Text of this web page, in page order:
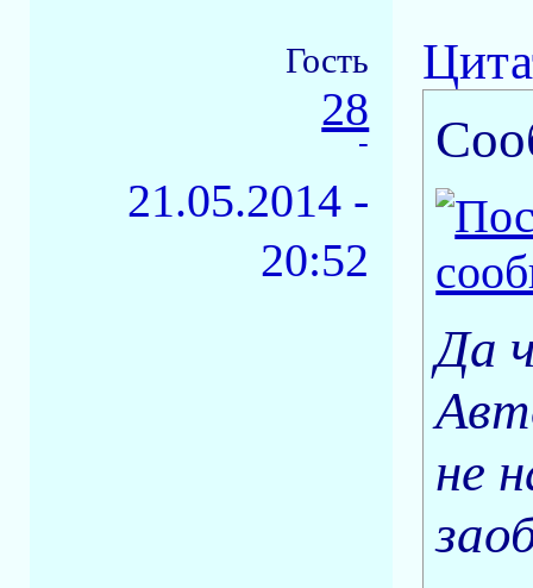
Гость
28
-
21.05.2014 -
20:52
Да
не